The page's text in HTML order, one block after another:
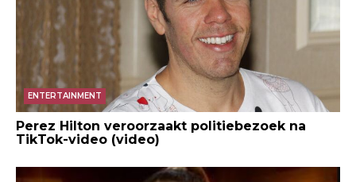
ENTERTAINMENT
Perez Hilton veroorzaakt politiebezoek na
TikTok-video (video)